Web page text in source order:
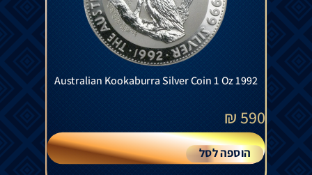
Australian Kookaburra Silver Coin 1 Oz 1992
590
₪
הוספה לסל